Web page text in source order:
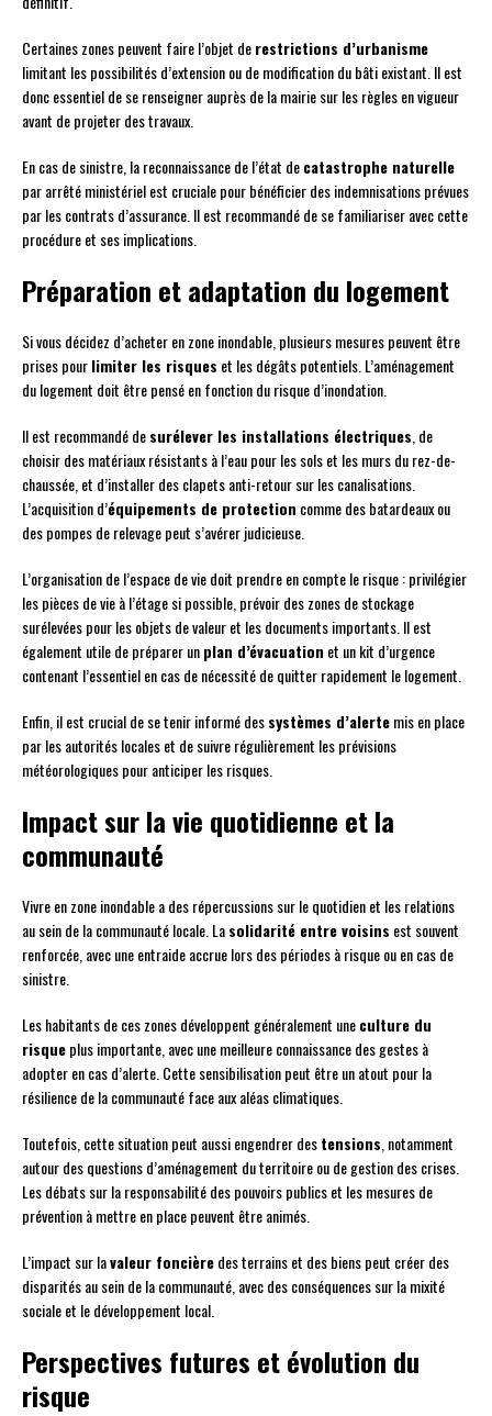
Certaines zones peuvent faire l’objet derestrictions d’urbanisme
limitant les possibilités d’extension ou de modification du bâti existant. Il est
donc essentiel de se renseigner auprès de la mairie sur les règles en vigueur
avant de projeter des travaux.
En cas de sinistre, la reconnaissance de l’état decatastrophe naturelle
par arrêté ministériel est cruciale pour bénéficier des indemnisations prévues
par les contrats d’assurance. Il est recommandé de se familiariser avec cette
procédure et ses implications.
Préparation et adaptation du logement
Si vous décidez d’acheter en zone inondable, plusieurs mesures peuvent être
prises pourlimiter les risques et les dégâts potentiels. L’aménagement
du logement doit être pensé en fonction du risque d’inondation.
Il est recommandé desurélever les installations électriques , de
choisir des matériaux résistants à l’eau pour les sols et les murs du rez-de-
chaussée, et d’installer des clapets anti-retour sur les canalisations.
L’acquisition d’équipements de protection comme des batardeaux ou
des pompes de relevage peut s’avérer judicieuse.
L’organisation de l’espace de vie doit prendre en compte le risque : privilégier
les pièces de vie à l’étage si possible, prévoir des zones de stockage
surélevées pour les objets de valeur et les documents importants. Il est
également utile de préparer unplan d’évacuation et un kit d’urgence
contenant l’essentiel en cas de nécessité de quitter rapidement le logement.
Enfin, il est crucial de se tenir informé dessystèmes d’alertemis en place
par les autorités locales et de suivre régulièrement les prévisions
météorologiques pour anticiper les risques.
Impact sur la vie quotidienne et la
communauté
Vivre en zone inondable a des répercussions sur le quotidien et les relations
au sein de la communauté locale. Lasolidarité entre voisins est souvent
renforcée, avec une entraide accrue lors des périodes à risque ou en cas de
sinistre.
Les habitants de ces zones développent généralement uneculture du
risqueplus importante, avec une meilleure connaissance des gestes à
adopter en cas d’alerte. Cette sensibilisation peut être un atout pour la
résilience de la communauté face aux aléas climatiques.
Toutefois, cette situation peut aussi engendrer destensions , notamment
autour des questions d’aménagement du territoire ou de gestion des crises.
Les débats sur la responsabilité des pouvoirs publics et les mesures de
prévention à mettre en place peuvent être animés.
L’impact sur lavaleur foncièredes terrains et des biens peut créer des
disparités au sein de la communauté, avec des conséquences sur la mixité
sociale et le développement local.
Perspectives futures et évolution du
risque